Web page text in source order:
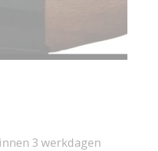
3 werkdagen